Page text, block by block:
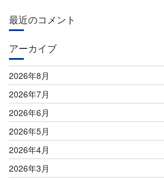
最近のコメント
アーカイブ
2026年8月
2026年7月
2026年6月
2026年5月
2026年4月
2026年3月